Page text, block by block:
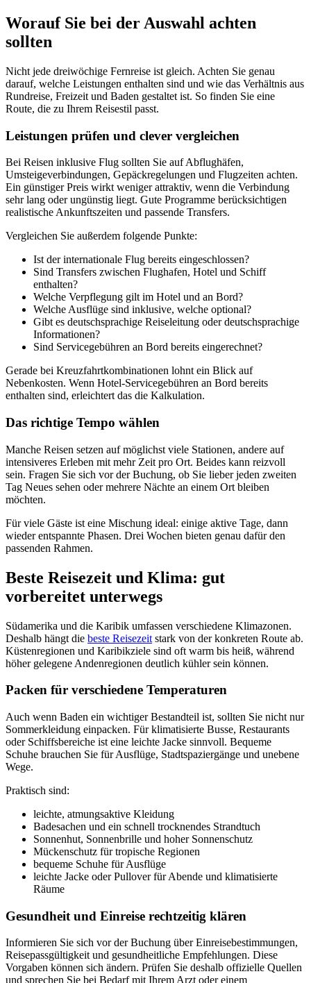
Worauf Sie bei der Auswahl achten
sollten
Nicht jede dreiwöchige Fernreise ist gleich. Achten Sie genau
darauf, welche Leistungen enthalten sind und wie das Verhältnis aus
Rundreise, Freizeit und Baden gestaltet ist. So finden Sie eine
Route, die zu Ihrem Reisestil passt.
Leistungen prüfen und clever vergleichen
Bei Reisen inklusive Flug sollten Sie auf Abflughäfen,
Umsteigeverbindungen, Gepäckregelungen und Flugzeiten achten.
Ein günstiger Preis wirkt weniger attraktiv, wenn die Verbindung
sehr lang oder ungünstig liegt. Gute Programme berücksichtigen
realistische Ankunftszeiten und passende Transfers.
Vergleichen Sie außerdem folgende Punkte:
Ist der internationale Flug bereits eingeschlossen?
Sind Transfers zwischen Flughafen, Hotel und Schiff
enthalten?
Welche Verpflegung gilt im Hotel und an Bord?
Welche Ausflüge sind inklusive, welche optional?
Gibt es deutschsprachige Reiseleitung oder deutschsprachige
Informationen?
Sind Servicegebühren an Bord bereits eingerechnet?
Gerade bei Kreuzfahrtkombinationen lohnt ein Blick auf
Nebenkosten. Wenn Hotel-Servicegebühren an Bord bereits
enthalten sind, erleichtert das die Kalkulation.
Das richtige Tempo wählen
Manche Reisen setzen auf möglichst viele Stationen, andere auf
intensiveres Erleben mit mehr Zeit pro Ort. Beides kann reizvoll
sein. Fragen Sie sich vor der Buchung, ob Sie lieber jeden zweiten
Tag Neues sehen oder mehrere Nächte an einem Ort bleiben
möchten.
Für viele Gäste ist eine Mischung ideal: einige aktive Tage, dann
wieder entspannte Phasen. Drei Wochen bieten genau dafür den
passenden Rahmen.
Beste Reisezeit und Klima: gut
vorbereitet unterwegs
Südamerika und die Karibik umfassen verschiedene Klimazonen.
Deshalb hängt die beste Reisezeit stark von der konkreten Route ab.
Küstenregionen und Karibikziele sind oft warm bis heiß, während
höher gelegene Andenregionen deutlich kühler sein können.
Packen für verschiedene Temperaturen
Auch wenn Baden ein wichtiger Bestandteil ist, sollten Sie nicht nur
Sommerkleidung einpacken. Für klimatisierte Busse, Restaurants
oder Schiffsbereiche ist eine leichte Jacke sinnvoll. Bequeme
Schuhe brauchen Sie für Ausflüge, Stadtspaziergänge und unebene
Wege.
Praktisch sind:
leichte, atmungsaktive Kleidung
Badesachen und ein schnell trocknendes Strandtuch
Sonnenhut, Sonnenbrille und hoher Sonnenschutz
Mückenschutz für tropische Regionen
bequeme Schuhe für Ausflüge
leichte Jacke oder Pullover für Abende und klimatisierte
Räume
Gesundheit und Einreise rechtzeitig klären
Informieren Sie sich vor der Buchung über Einreisebestimmungen,
Reisepassgültigkeit und gesundheitliche Empfehlungen. Diese
Vorgaben können sich ändern. Prüfen Sie deshalb offizielle Quellen
und sprechen Sie bei Bedarf mit Ihrem Arzt oder einem